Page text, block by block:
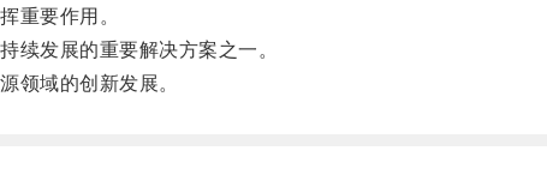
重要作用。
发展的重要解决方案之一。
域的创新发展。